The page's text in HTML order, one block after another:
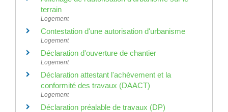
terrain
Logement
Contestation d'une autorisation d'urbanisme
Logement
Déclaration d'ouverture de chantier
Logement
Déclaration attestant l'achèvement et la
conformité des travaux (DAACT)
Logement
Déclaration préalable de travaux (DP)